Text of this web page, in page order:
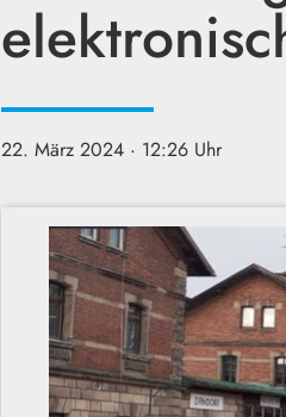
22. März 2024 · 12:26 Uhr